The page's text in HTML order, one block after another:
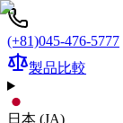
(+81)045-476-5777
製品比較
日本 (JA)